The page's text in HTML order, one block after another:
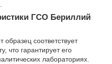
.
ГСО Бериллий
образец соответствует
что гарантирует его
лабораториях.